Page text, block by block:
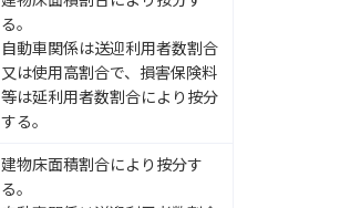
る。
自動車関係は送迎利用者数割合
又は使用高割合で、損害保険料
等は延利用者数割合により按分
する。
建物床面積割合により按分す
る。